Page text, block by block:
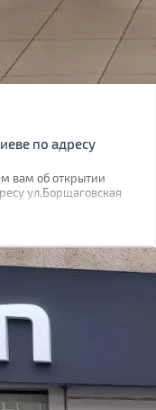
по адресу
вам об открытии
ул.Борщаговская